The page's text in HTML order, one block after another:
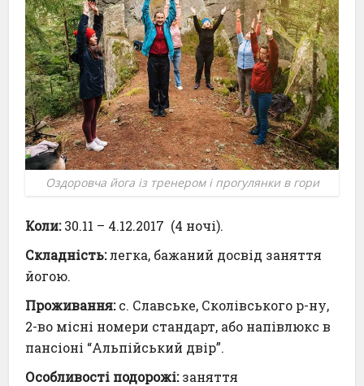
Оздоровча йога із тренером і прогулянки в гори
Коли:30.11 – 4.12.2017 (4 ночі).
Складність:легка, бажаний досвід заняття
йогою.
Проживання:с. Славське, Сколівського р-ну,
2-во місні номери стандарт, або напівлюкс в
пансіоні “Альпійський двір”.
Особливості подорожі:заняття